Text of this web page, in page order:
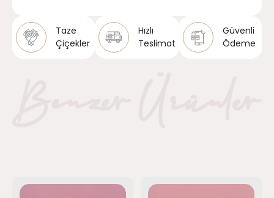
Taze
Çiçekler
Hızlı
Teslimat
Güvenli
Ödeme